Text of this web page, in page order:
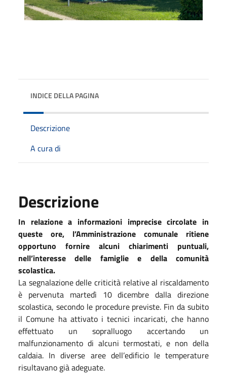
INDICE DELLA PAGINA
Descrizione
A cura di
Descrizione
In relazione a informazioni imprecise circolate in
queste ore, l’Amministrazione comunale ritiene
opportuno fornire alcuni chiarimenti puntuali,
nell’interesse delle famiglie e della comunità
scolastica.
La segnalazione delle criticità relative al riscaldamento
è pervenuta martedì 10 dicembre dalla direzione
scolastica, secondo le procedure previste. Fin da subito
il Comune ha attivato i tecnici incaricati, che hanno
effettuato un sopralluogo accertando un
malfunzionamento di alcuni termostati, e non della
caldaia. In diverse aree dell’edificio le temperature
risultavano già adeguate.